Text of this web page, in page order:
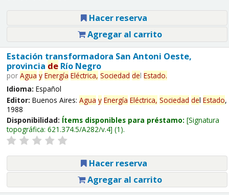
Hacer reserva
Agregar al carrito
Estación transformadora San Antoni Oeste,
provincia deRío Negro
por Agua y Energía Eléctrica, Sociedad del Estado.
Idioma: Español
Editor: Buenos Aires: Agua y Energía Eléctrica, Sociedad del Estado,
1988
Disponibilidad: Ítems disponibles para préstamo: Signatura
topográfica: 621.374.5/A282/v.4 (1).
Hacer reserva
Agregar al carrito